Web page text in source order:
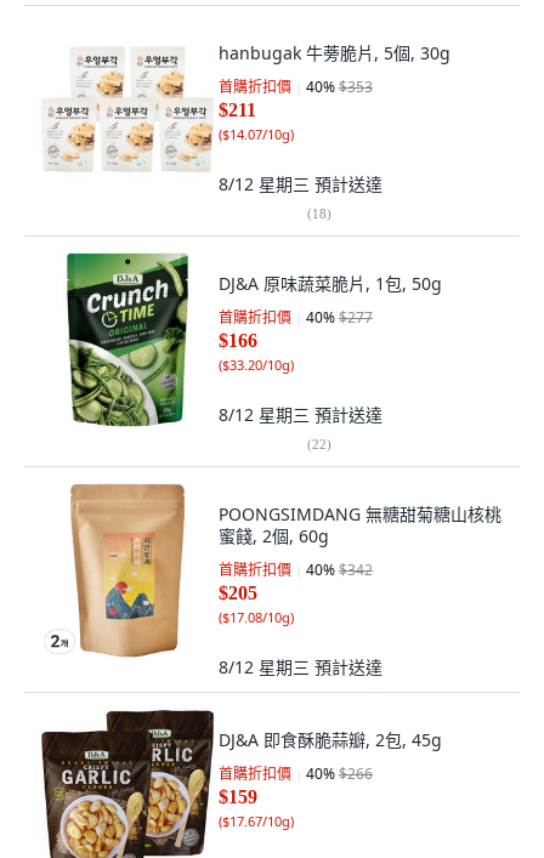
hanbugak 牛蒡脆片, 5個, 30g
首購折扣價 40%$353
$211
($14.07/10g)
8/12 星期三 預計送達
(18)
DJ&A 原味蔬菜脆片, 1包, 50g
首購折扣價 40%$277
$166
($33.20/10g)
8/12 星期三 預計送達
(22)
POONGSIMDANG 無糖甜菊糖山核桃
蜜餞, 2個, 60g
首購折扣價 40%$342
$205
($17.08/10g)
8/12 星期三 預計送達
DJ&A 即食酥脆蒜瓣, 2包, 45g
首購折扣價 40%$266
$159
($17.67/10g)